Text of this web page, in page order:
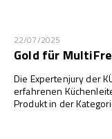
22/07/2025
Gold für
Die Expertenjury der
erfahrenen
Produkt in der